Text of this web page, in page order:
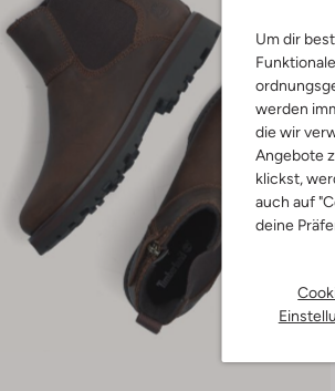
Um dir
werden
die wir
Angebote
klickst,
auch auf
deine